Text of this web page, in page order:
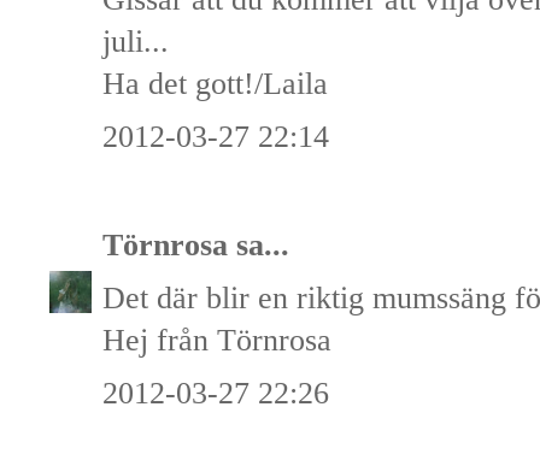
juli...
Ha det gott!/Laila
2012-03-27 22:14
Törnrosa sa...
Det där blir en riktig mumssäng
Hej från Törnrosa
2012-03-27 22:26